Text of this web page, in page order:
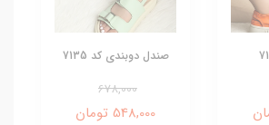
صندل دوبندی کد 7135
678,000
548,000 تومان